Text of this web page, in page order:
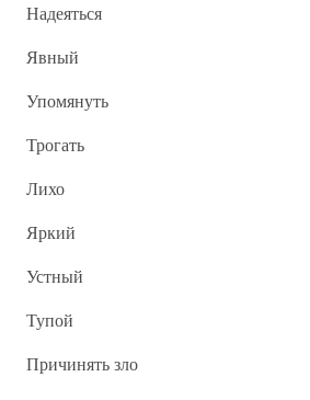
Надеяться
Явный
Упомянуть
Трогать
Лихо
Яркий
Устный
Тупой
Причинять зло